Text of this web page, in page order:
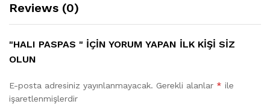
Reviews (0)
"HALI PASPAS " IÇIN YORUM YAPAN ILK KIŞI SIZ
OLUN
E-posta adresiniz yayınlanmayacak. Gerekli alanlar * ile
işaretlenmişlerdir